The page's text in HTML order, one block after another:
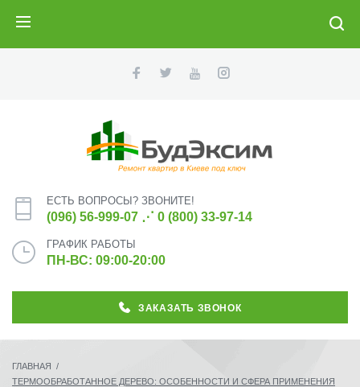
ЕСТЬ ВОПРОСЫ? ЗВОНИТЕ!
(096) 56-999-07 ⋰ 0 (800) 33-97-14
ГРАФИК РАБОТЫ
ПН-ВС: 09:00-20:00
ЗАКАЗАТЬ ЗВОНОК
ГЛАВНАЯ /
ТЕРМООБРАБОТАННОЕ ДЕРЕВО: ОСОБЕННОСТИ И СФЕРА ПРИМЕНЕНИЯ